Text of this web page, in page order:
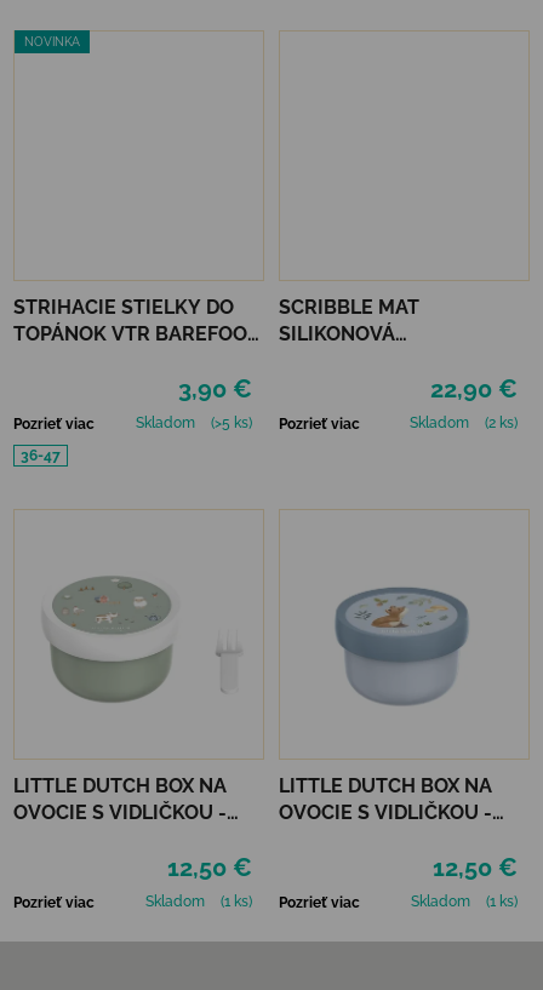
NOVINKA
STRIHACIE STIELKY DO
TOPÁNOK VTR BAREFOOT
3,90 €
Pozrieť viac Skladom
(>5 ks)
36-47
SCRIBBLE MAT
SILIKONOVÁ
22,90 €
Pozrieť viac Skladom (2 ks)
LITTLE DUTCH BOX NA
OVOCIE S VIDLIČKOU -
12,50 €
Pozrieť viac Skladom (1 ks)
LITTLE DUTCH BOX NA
OVOCIE S VIDLIČKOU -
12,50 €
Pozrieť viac Skladom (1 ks)